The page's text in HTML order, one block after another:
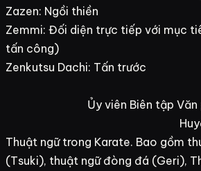
Zazen: Ngồi thiền
Zemmi: Đối diện trực tiếp với mục
tấn công)
Zenkutsu Dachi: Tấn trước
Ủy viên Biên tập
Thuật ngữ trong Karate. Bao gồm
(Tsuki), thuật ngữ đòng đá (Geri),